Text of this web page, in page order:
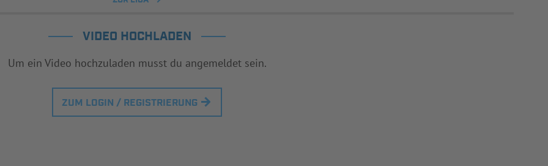
VIDEO HOCHLADEN
Um ein Video hochzuladen musst du angemeldet sein.
ZUM LOGIN / REGISTRIERUNG